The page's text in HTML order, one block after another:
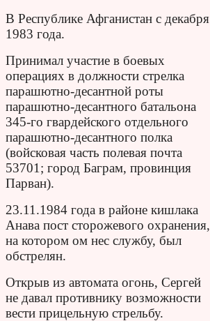
В Республике Афганистан с декабря
1983 года.
Принимал участие в боевых
операциях в должности стрелка
парашютно-десантной роты
парашютно-десантного батальона
345-го гвардейского отдельного
парашютно-десантного полка
(войсковая часть полевая почта
53701; город Баграм, провинция
Парван).
23.11.1984 года в районе кишлака
Анава пост сторожевого охранения,
на котором ом нес службу, был
обстрелян.
Открыв из автомата огонь, Сергей
не давал противнику возможности
вести прицельную стрельбу.